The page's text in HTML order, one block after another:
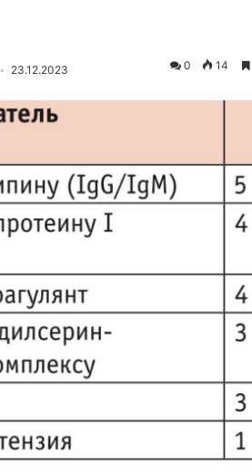
23.12.2023 0 14